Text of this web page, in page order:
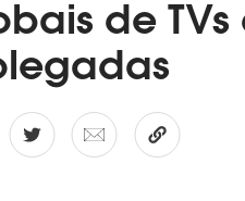
de TVs